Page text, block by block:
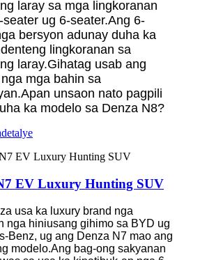
laray sa mga lingkoranan
seater ug 6-seater.Ang 6-
bersyon adunay duha ka
lingkoranan sa
laray.Gihatag usab ang
mga bahin sa
unsaon nato pagpili
ka modelo sa Denza N8?
detalye
EV Luxury Hunting SUV
usa ka luxury brand nga
nga hiniusang gihimo sa BYD ug
Benz, ug ang Denza N7 mao ang
modelo.Ang bag-ong sakyanan